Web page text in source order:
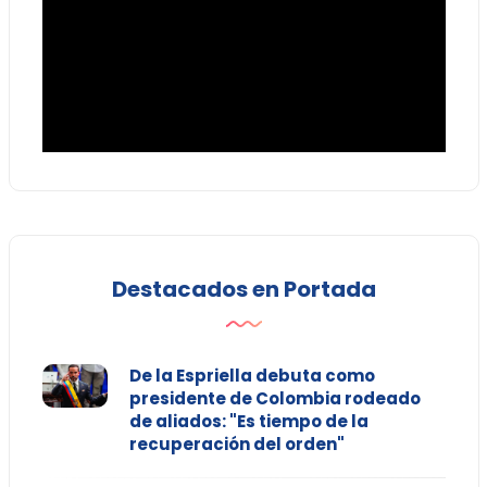
Destacados en Portada
De la Espriella debuta como
presidente de Colombia rodeado
de aliados: "Es tiempo de la
recuperación del orden"